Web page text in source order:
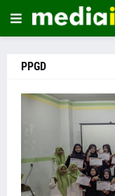
PPGD